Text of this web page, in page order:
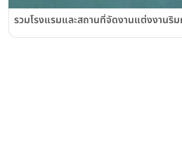
รวมโรงแรมและสถานที่จัดงานแต่งงานริม